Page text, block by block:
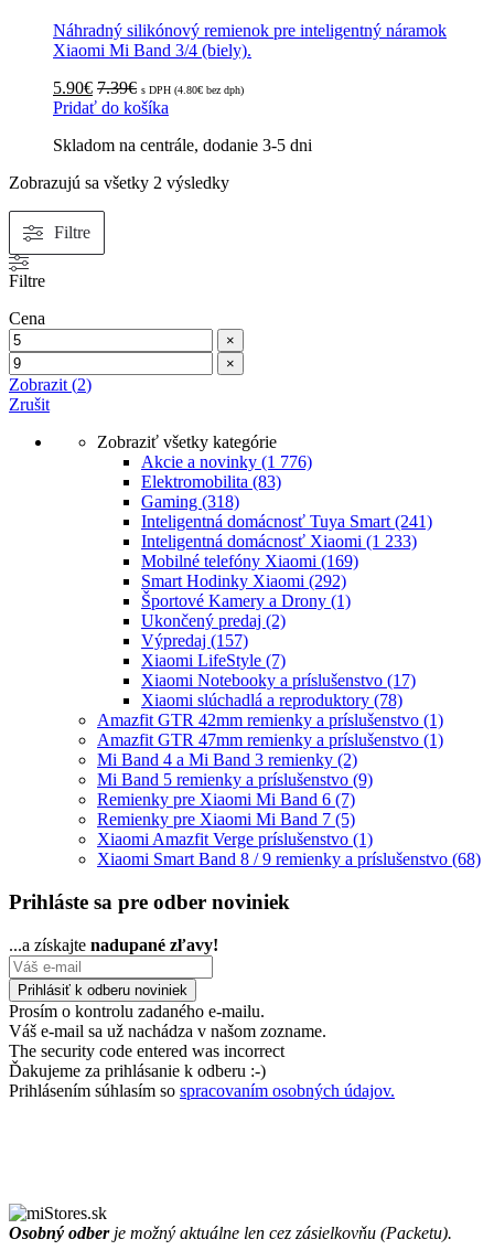
Náhradný silikónový remienok pre inteligentný náramok
Xiaomi Mi Band 3/4 (biely).
5.90€ 7.39€ s DPH (4.80€ bez dph)
Pridať do košíka
Skladom na centrále, dodanie 3-5 dni
Zobrazujú sa všetky 2 výsledkyZoradené
Filtre
Filtre
Cena
×
×
Zobrazit (2)
Zrušit
Zobraziť všetky kategórie
Akcie a novinky (1 776)
Elektromobilita (83)
Gaming (318)
Inteligentná domácnosť Tuya Smart (241)
Inteligentná domácnosť Xiaomi (1 233)
Mobilné telefóny Xiaomi (169)
Smart Hodinky Xiaomi (292)
Športové Kamery a Drony (1)
Ukončený predaj (2)
Výpredaj (157)
Xiaomi LifeStyle (7)
Xiaomi Notebooky a príslušenstvo (17)
Xiaomi slúchadlá a reproduktory (78)
Amazfit GTR 42mm remienky a príslušenstvo (1)
Amazfit GTR 47mm remienky a príslušenstvo (1)
Mi Band 4 a Mi Band 3 remienky (2)
Mi Band 5 remienky a príslušenstvo (9)
Remienky pre Xiaomi Mi Band 6 (7)
Remienky pre Xiaomi Mi Band 7 (5)
Xiaomi Amazfit Verge príslušenstvo (1)
Xiaomi Smart Band 8 / 9 remienky a príslušenstvo (68)
Prihláste sa pre odber noviniek
...a získajte nadupané zľavy!
Prosím o kontrolu zadaného e-mailu.
Váš e-mail sa už nachádza v našom zozname.
The security code entered was incorrect
Ďakujeme za prihlásanie k odberu :-)
Prihlásením súhlasím so spracovaním osobných údajov.
Osobný odberje možný aktuálne len cez zásielkovňu (Packetu).